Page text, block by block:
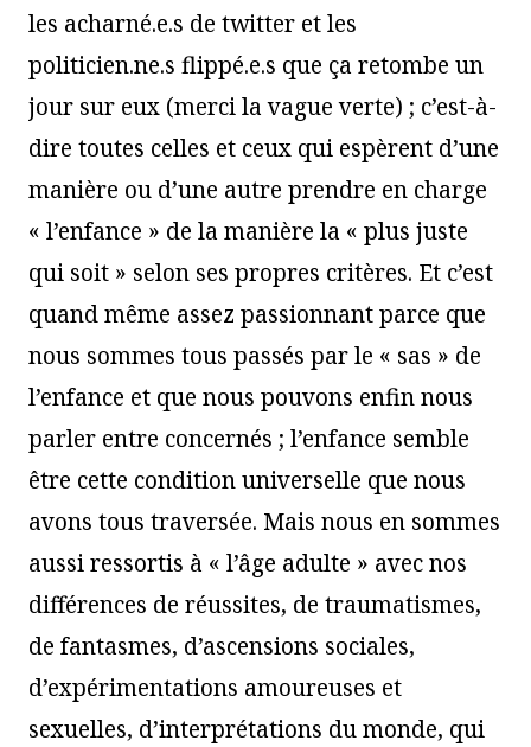
les acharné.e.s de twitter et les
politicien.ne.s flippé.e.s que ça retombe un
jour sur eux (merci la vague verte) ; c’est-à-
dire toutes celles et ceux qui espèrent d’une
manière ou d’une autre prendre en charge
« l’enfance » de la manière la « plus juste
qui soit » selon ses propres critères. Et c’est
quand même assez passionnant parce que
nous sommes tous passés par le « sas » de
l’enfance et que nous pouvons enfin nous
parler entre concernés ; l’enfance semble
être cette condition universelle que nous
avons tous traversée. Mais nous en sommes
aussi ressortis à « l’âge adulte » avec nos
différences de réussites, de traumatismes,
de fantasmes, d’ascensions sociales,
d’expérimentations amoureuses et
sexuelles, d’interprétations du monde, qui